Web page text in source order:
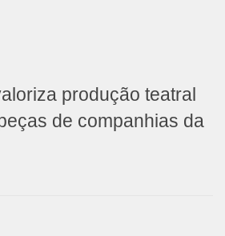
produção teatral
de companhias da